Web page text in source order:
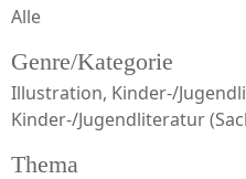
Alle
Genre/Kategorie
Illustration, Kinder-/
Kinder-/Jugendliteratur
Thema